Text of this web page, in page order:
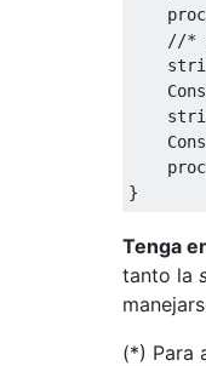
//*
}
Tenga
tanto la
(*) Para